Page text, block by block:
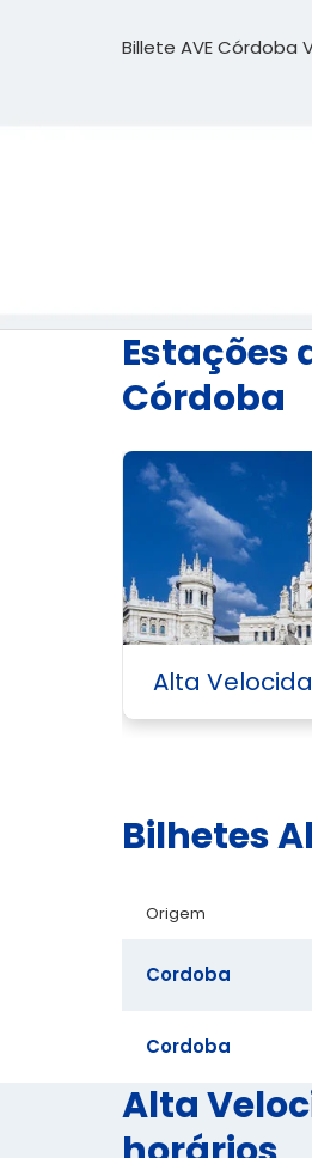
Billete AVE Córdoba
Estações
Córdoba
Alta
Bilhetes
Origem
Cordoba
Cordoba
Alta